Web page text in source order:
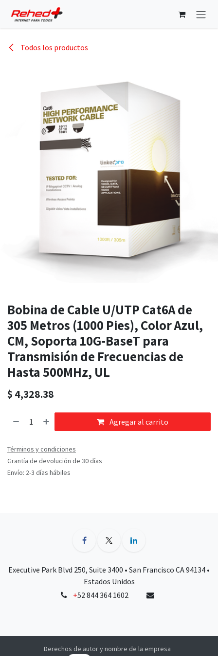
Todos los productos
Bobina de Cable U/UTP Cat6A de
305 Metros (1000 Pies), Color Azul,
CM, Soporta 10G-BaseT para
Transmisión de Frecuencias de
Hasta 500MHz, UL
$ 4,328.38
Agregar al carrito
Términos y condiciones
Grantía de devolución de 30 días
Envío: 2-3 días hábiles
Executive Park Blvd 250, Suite 3400 • San Francisco CA 94134 •
Estados Unidos
+52 844 364 1602
Derechos de autor y nombre de la empresa